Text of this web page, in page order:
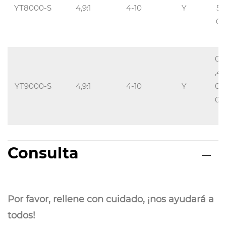
YT8000-S 4,9:1 4-10 Y
5/
YT9000-S 4,9:1 4-10 Y
0/
Consulta
Por favor, rellene con cuidado, ¡nos ayudará a
todos!